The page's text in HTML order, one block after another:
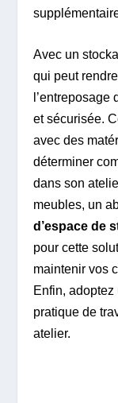
Avec un
qui peut
et sécurisée.
avec des
déterminer
dans son
meubles, un
d’espace de
pour cette
maintenir vos
Enfin,
pratique de
atelier.